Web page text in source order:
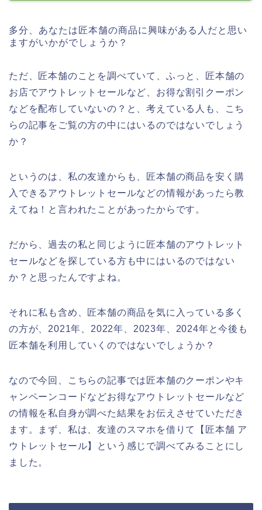
多分、あなたは匠本舗の商品に興味がある人だと思い
ますがいかがでしょうか？
ただ、匠本舗のことを調べていて、ふっと、匠本舗の
お店でアウトレットセールなど、お得な割引クーポン
などを配布していないの？と、考えている人も、こち
らの記事をご覧の方の中にはいるのではないでしょう
か？
というのは、私の友達からも、匠本舗の商品を安く購
入できるアウトレットセールなどの情報があったら教
えてね！と言われたことがあったからです。
だから、過去の私と同じように匠本舗のアウトレット
セールなどを探している方も中にはいるのではない
か？と思ったんですよね。
それに私も含め、匠本舗の商品を気に入っている多く
の方が、2021年、2022年、2023年、2024年と今後も
匠本舗を利用していくのではないでしょうか？
なので今回、こちらの記事では匠本舗のクーポンやキ
ャンペーンコードなどお得なアウトレットセールなど
の情報を私自身が調べた結果をお伝えさせていただき
ます。まず、私は、友達のスマホを借りて【匠本舗 ア
ウトレットセール】という感じで調べてみることにし
ました。